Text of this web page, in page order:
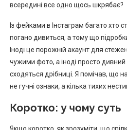
всередині все одно щось шкрябає?
Із фейками в Інстаграм багато хто
погано дивиться, а тому що
Іноді це порожній акаунт для
чужими фото, а іноді просто
сходяться дрібниці. Я помічав, що
не гучні ознаки, а кілька тихих
Коротко: у чому суть
Якщо коротко, як зрозуміти, що